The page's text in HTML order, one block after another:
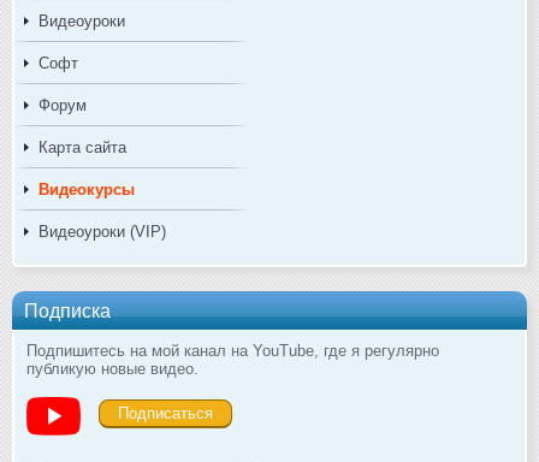
Видеоуроки
Софт
Форум
Карта сайта
Видеокурсы
Видеоуроки (VIP)
Подписка
Подпишитесь на мой канал на YouTube, где я регулярно
публикую новые видео.
Подписаться